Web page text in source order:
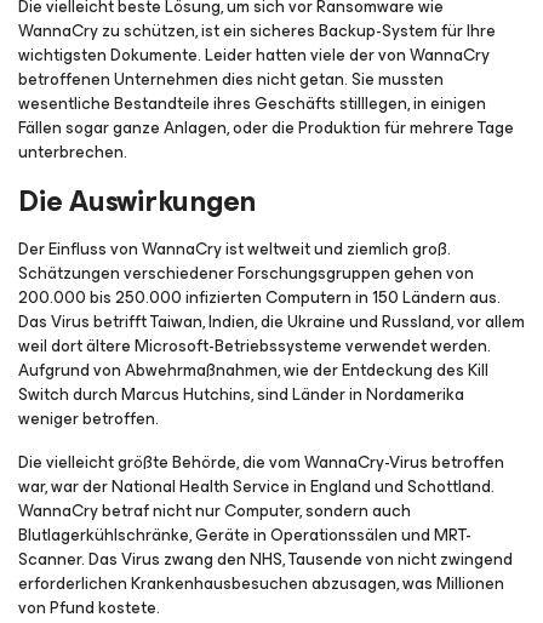
Die vielleicht beste Lösung, um sich vor Ransomware wie
WannaCry zu schützen, ist ein sicheres Backup-System für Ihre
wichtigsten Dokumente. Leider hatten viele der von WannaCry
betroffenen Unternehmen dies nicht getan. Sie mussten
wesentliche Bestandteile ihres Geschäfts stilllegen, in einigen
Fällen sogar ganze Anlagen, oder die Produktion für mehrere Tage
unterbrechen.
Die Auswirkungen
Der Einfluss von WannaCry ist weltweit und ziemlich groß.
Schätzungen verschiedener Forschungsgruppen gehen von
200.000 bis 250.000 infizierten Computern in 150 Ländern aus.
Das Virus betrifft Taiwan, Indien, die Ukraine und Russland, vor allem
weil dort ältere Microsoft-Betriebssysteme verwendet werden.
Aufgrund von Abwehrmaßnahmen, wie der Entdeckung des Kill
Switch durch Marcus Hutchins, sind Länder in Nordamerika
weniger betroffen.
Die vielleicht größte Behörde, die vom WannaCry-Virus betroffen
war, war der National Health Service in England und Schottland.
WannaCry betraf nicht nur Computer, sondern auch
Blutlagerkühlschränke, Geräte in Operationssälen und MRT-
Scanner. Das Virus zwang den NHS, Tausende von nicht zwingend
erforderlichen Krankenhausbesuchen abzusagen, was Millionen
von Pfund kostete.